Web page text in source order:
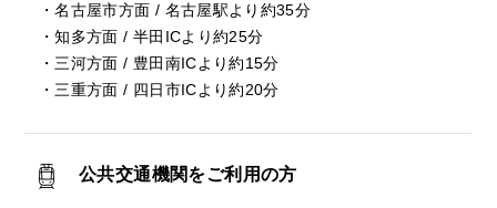
・名古屋市方面 / 名古屋駅より約35分
・知多方面 / 半田ICより約25分
・三河方面 / 豊田南ICより約15分
・三重方面 / 四日市ICより約20分
公共交通機関をご利用の方